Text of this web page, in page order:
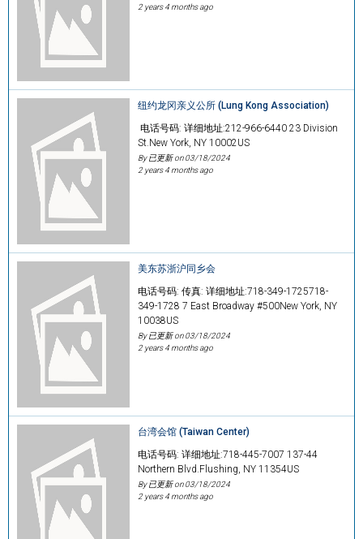
2 years 4 months ago
纽约龙冈亲义公所 (Lung Kong Association)
电话号码: 详细地址:212-966-6440 23 Division
St.New York, NY 10002US
By 已更新 on03/18/2024
2 years 4 months ago
美东苏浙沪同乡会
电话号码: 传真: 详细地址:718-349-1725718-
349-1728 7 East Broadway #500New York, NY
10038US
By 已更新 on03/18/2024
2 years 4 months ago
台湾会馆 (Taiwan Center)
电话号码: 详细地址:718-445-7007 137-44
Northern Blvd.Flushing, NY 11354US
By 已更新 on03/18/2024
2 years 4 months ago